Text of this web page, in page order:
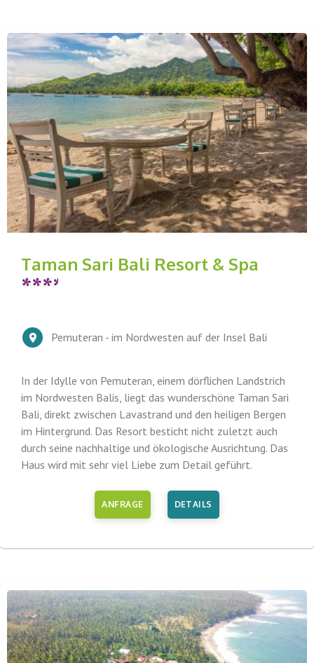
Taman Sari Bali Resort & Spa
Pemuteran - im Nordwesten auf der Insel Bali
In der Idylle von Pemuteran, einem dörflichen Landstrich
im Nordwesten Balis, liegt das wunderschöne Taman Sari
Bali, direkt zwischen Lavastrand und den heiligen Bergen
im Hintergrund. Das Resort besticht nicht zuletzt auch
durch seine nachhaltige und ökologische Ausrichtung. Das
Haus wird mit sehr viel Liebe zum Detail geführt.
ANFRAGE DETAILS